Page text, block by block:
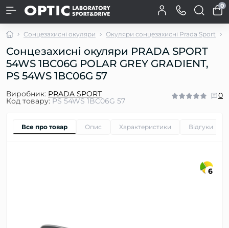
0
Сонцезахисні окуляри Окуляри сонцезахисні Prada Sport
Сонцезахисні окуляри PRADA SPORT
54WS 1BC06G POLAR GREY GRADIENT,
PS 54WS 1BC06G 57
Виробник: PRADA SPORT
Код товару: PS 54WS 1BC06G 57
0
Все про товар Опис Характеристики Відгуки
6